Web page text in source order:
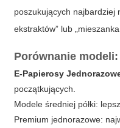
poszukujących
ekstraktów” lub
Porównanie
E-Papierosy
początkujących.
Modele średniej półki:
Premium jednorazowe: